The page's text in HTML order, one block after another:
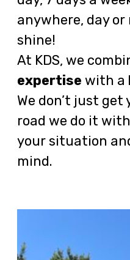
anywhere, day
shine!
At KDS, we
expertise with a
We don’t just
road we do it
your situation
mind.